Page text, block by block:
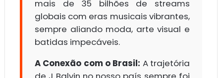
mais de 35 bilhões de streams
globais com eras musicais vibrantes,
sempre aliando moda, arte visual e
batidas impecáveis.
A Conexão com o Brasil: A trajetória